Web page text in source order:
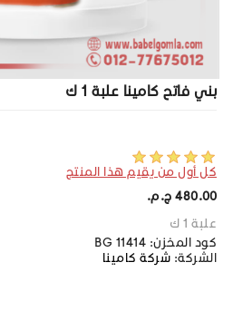
بني فاتح كامينا علبة 1 ك
كل أول من يقيم هذا المنتج
480.00 ج.م.‏
علبة 1 ك
كود المخزن: BG 11414
الشركة: شركة كامينا